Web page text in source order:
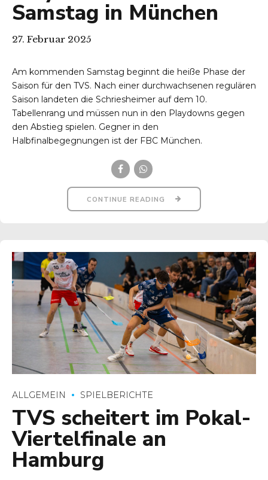
Samstag in München
27. Februar 2025
Am kommenden Samstag beginnt die heiße Phase der
Saison für den TVS. Nach einer durchwachsenen regulären
Saison landeten die Schriesheimer auf dem 10.
Tabellenrang und müssen nun in den Playdowns gegen
den Abstieg spielen. Gegner in den
Halbfinalbegegnungen ist der FBC München.
CONTINUE READING
ALLGEMEIN SPIELBERICHTE
TVS scheitert im Pokal-
Viertelfinale an
Hamburg